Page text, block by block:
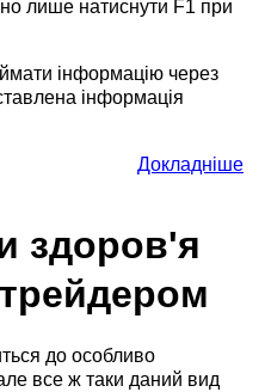
лише натиснути F1 при
інформацію через
​​інформація
Докладніше
здоров'я
до особливо
все ж таки даний вид